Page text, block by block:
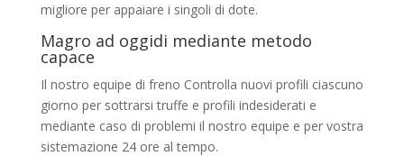
migliore per appaiare i singoli di dote.
Magro ad oggidi mediante metodo
capace
Il nostro equipe di freno Controlla nuovi profili ciascuno
giorno per sottrarsi truffe e profili indesiderati e
mediante caso di problemi il nostro equipe e per vostra
sistemazione 24 ore al tempo.